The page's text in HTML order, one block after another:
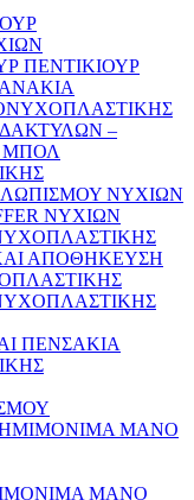
ΠΕΝΤΙΚΙΟΥΡ
ΔΑΚΤΥΛΩΝ –
ΜΠΟΛ
ΝΥΧΙΩΝ
ΝΥΧΙΩΝ
ΑΠΟΘΗΚΕΥΣΗ
ΠΕΝΣΑΚΙΑ
ΜΑΝΟ
ΜΑΝΟ